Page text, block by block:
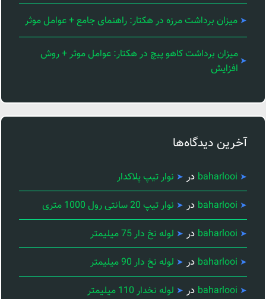
میزان برداشت مرزه در هکتار: راهنمای جامع + عوامل موثر
میزان برداشت کاهو پیچ در هکتار: عوامل موثر + روش
افزایش
آخرین دیدگاه‌ها
baharlooi در
نوار تیپ پلاکدار
baharlooi در
نوار تیپ 20 سانتی رول 1000 متری
baharlooi در
لوله نخ دار 75 میلیمتر
baharlooi در
لوله نخ دار 90 میلیمتر
baharlooi در لوله نخدار 110 میلیمتر